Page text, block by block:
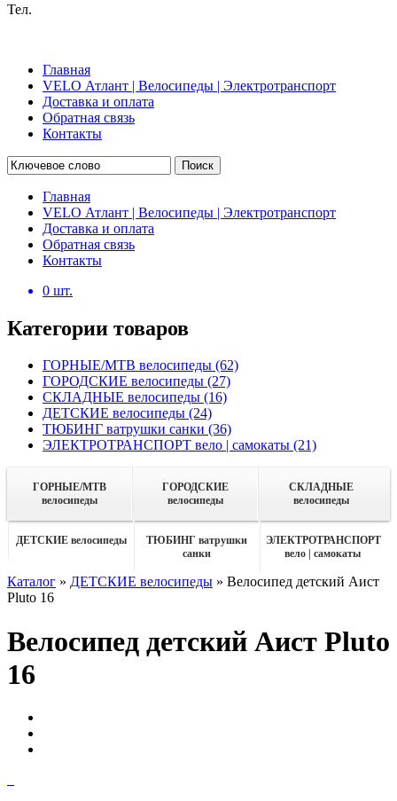
Тел.
Главная
VELO Атлант | Велосипеды | Электротранспорт
Доставка и оплата
Обратная связь
Контакты
Поиск
Главная
VELO Атлант | Велосипеды | Электротранспорт
Доставка и оплата
Обратная связь
Контакты
0 шт.
Категории товаров
ГОРНЫЕ/MTB велосипеды (62)
ГОРОДСКИЕ велосипеды (27)
СКЛАДНЫЕ велосипеды (16)
ДЕТСКИЕ велосипеды (24)
ТЮБИНГ ватрушки санки (36)
ЭЛЕКТРОТРАНСПОРТ вело | самокаты (21)
ГОРНЫЕ/MTB
велосипеды
ГОРОДСКИЕ
велосипеды
СКЛАДНЫЕ
велосипеды
ДЕТСКИЕ велосипеды
ТЮБИНГ ватрушки
санки
ЭЛЕКТРОТРАНСПОРТ
вело | самокаты
Каталог » ДЕТСКИЕ велосипеды » Велосипед детский Аист
Pluto 16
Велосипед детский Аист Pluto
16